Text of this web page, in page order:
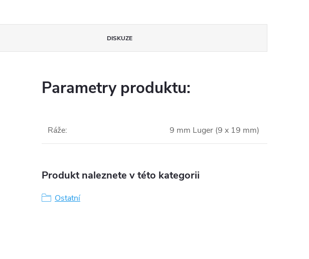
DISKUZE
Parametry produktu:
Ráže: 9 mm Luger (9 x 19 mm)
Produkt naleznete v této kategorii
Ostatní